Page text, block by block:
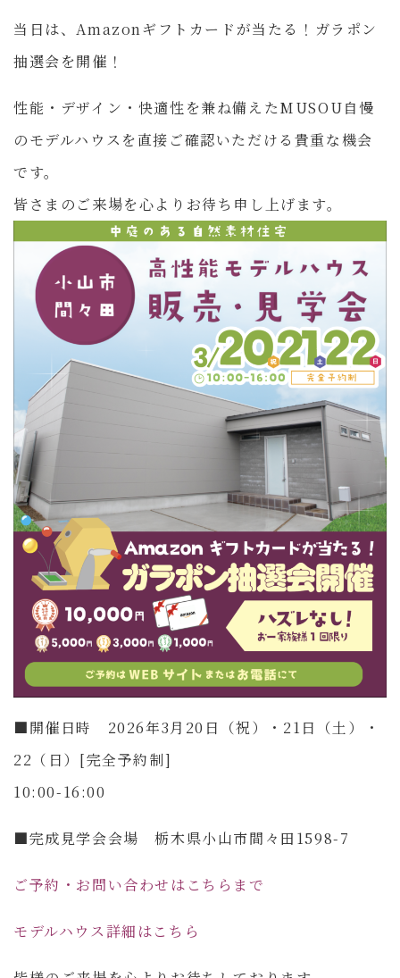
当日は、Amazonギフトカードが当たる！ガラポン
抽選会を開催！
性能・デザイン・快適性を兼ね備えたMUSOU自慢
のモデルハウスを直接ご確認いただける貴重な機会
です。
皆さまのご来場を心よりお待ち申し上げます。
■開催日時 2026年3月20日（祝）・21日（土）・
22（日）[完全予約制]
10:00-16:00
■完成見学会会場 栃木県小山市間々田1598-7
ご予約・お問い合わせはこちらまで
モデルハウス詳細はこちら